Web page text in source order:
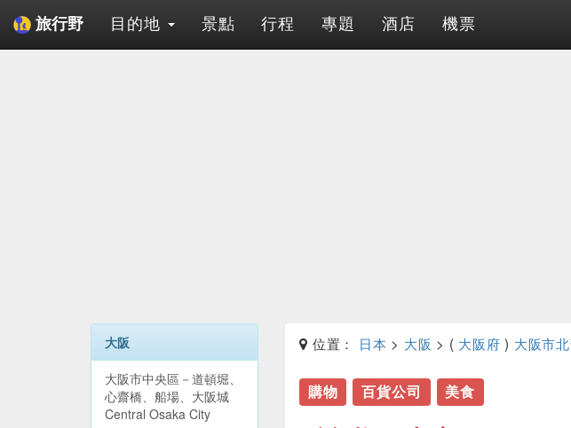
旅行野 目的地 景點 行程 專題 酒店 機票
大阪
大阪市中央區－道頓堀、
心齋橋、船場、大阪城
Central Osaka City
位置： 日本 > 大阪 > ( 大阪府 ) 大阪市
購物 百貨公司 美食